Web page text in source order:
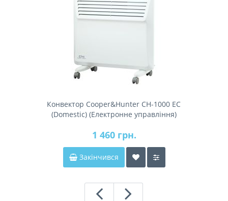
Конвектор Cooper&Hunter CH-1000 EC
(Domestic) (Електронне управління)
1 460 грн.
Закінчився